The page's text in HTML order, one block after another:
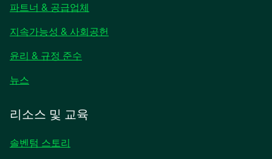
에
서
림
파트너 & 공급업체
지속가능성 & 사회공헌
윤리 & 규정 준수
뉴스
에
서
열
림
리소스 및 교육
솔벤텀 스토리